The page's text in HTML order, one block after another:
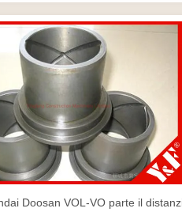
Doosan VOL-VO parte il